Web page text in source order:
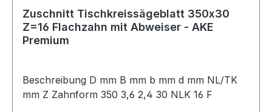
Zuschnitt Tischkreissägeblatt 350x30
Z=16 Flachzahn mit Abweiser - AKE
Premium
Beschreibung D mm B mm b mm d mm NL/TK